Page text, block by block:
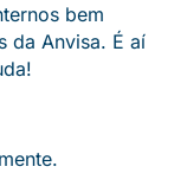
bem
da Anvisa. É aí